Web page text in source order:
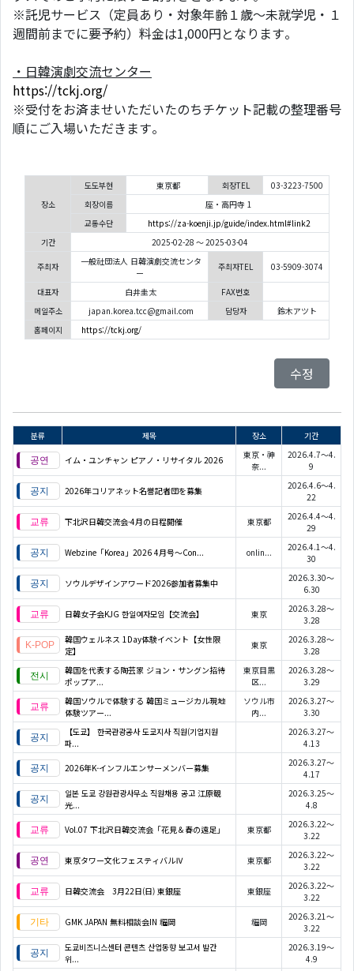
※託児サービス（定員あり・対象年齢１歳〜未就学児・１
週間前までに要予約）料金は1,000円となります。
・日韓演劇交流センター
https://tckj.org/
※受付をお済ませいただいたのちチケット記載の整理番号
順にご入場いただきます。
장소
도도부현 東京都 회장TEL
03-3223-7500
회장이름
座・高円寺 1
교통수단
https://za-koenji.jp/guide/index.html#link2
기간
2025-02-28 ～ 2025-03-04
주최자
一般社団法人 日韓演劇交流センタ
ー
주최자TEL 03-5909-3074
대표자 白井圭太
FAX번호
메일주소
japan.korea.tcc@gmail.com 담당자
鈴木アツト
홈페이지
https://tckj.org/
수정
분류 제목 장소 기간
イム・ユンチャン ピアノ・リサイタル 2026
東京・神
奈...
2026.4.7～4.
9
2026年コリアネット名誉記者団を募集
2026.4.6～4.
22
下北沢日韓交流会-4月の日程開催 東京都
2026.4.4～4.
29
Webzine「Korea」2026 4月号～Con... onlin...
2026.4.1～4.
30
ソウルデザインアワード2026参加者募集中
2026.3.30～
6.30
日韓女子会KJG 한일여자모임【交流会】 東京
2026.3.28～
3.28
韓国ウェルネス 1Day体験イベント【女性限
定】
東京
2026.3.28～
3.28
韓国を代表する陶芸家 ジョン・サングン招待
ポップア...
東京目黒
区...
2026.3.28～
3.29
韓国ソウルで体験する 韓国ミュージカル現地
体験ツアー...
ソウル市
内...
2026.3.27～
3.30
【도쿄】 한국관광공사 도쿄지사 직원(기업지원
파...
2026.3.27～
4.13
2026年K-インフルエンサーメンバー募集
2026.3.27～
4.17
일본 도쿄 강원관광사무소 직원채용 공고 江原観
光...
2026.3.25～
4.8
Vol.07 下北沢日韓交流会「花見＆春の遠足」 東京都
2026.3.22～
3.22
東京タワー文化フェスティバルⅣ 東京都
2026.3.22～
3.22
日韓交流会 3月22日(日) 東銀座 東銀座
2026.3.22～
3.22
GMK JAPAN 無料相談会IN 福岡 福岡
2026.3.21～
3.22
도쿄비즈니스센터 콘텐츠 산업동향 보고서 발간
위...
2026.3.19～
4.9